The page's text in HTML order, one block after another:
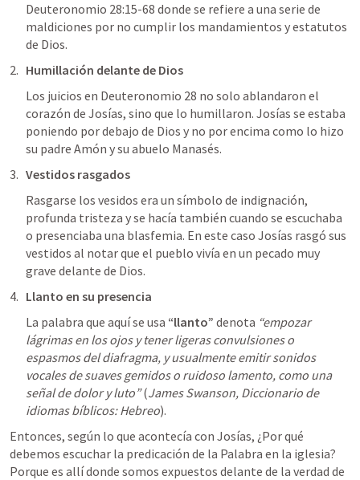
Deuteronomio 28:15-68 donde se refiere a una serie de
maldiciones por no cumplir los mandamientos y estatutos
de Dios.
Humillación delante de Dios
Los juicios en Deuteronomio 28 no solo ablandaron el
corazón de Josías, sino que lo humillaron. Josías se estaba
poniendo por debajo de Dios y no por encima como lo hizo
su padre Amón y su abuelo Manasés.
Vestidos rasgados
Rasgarse los vesidos era un símbolo de indignación,
profunda tristeza y se hacía también cuando se escuchaba
o presenciaba una blasfemia. En este caso Josías rasgó sus
vestidos al notar que el pueblo vivía en un pecado muy
grave delante de Dios.
Llanto en su presencia
La palabra que aquí se usa “llanto” denota “empozar
lágrimas en los ojos y tener ligeras convulsiones o
espasmos del diafragma, y usualmente emitir sonidos
vocales de suaves gemidos o ruidoso lamento, como una
señal de dolor y luto” (James Swanson, Diccionario de
idiomas bíblicos: Hebreo).
Entonces, según lo que acontecía con Josías, ¿Por qué
debemos escuchar la predicación de la Palabra en la iglesia?
Porque es allí donde somos expuestos delante de la verdad de